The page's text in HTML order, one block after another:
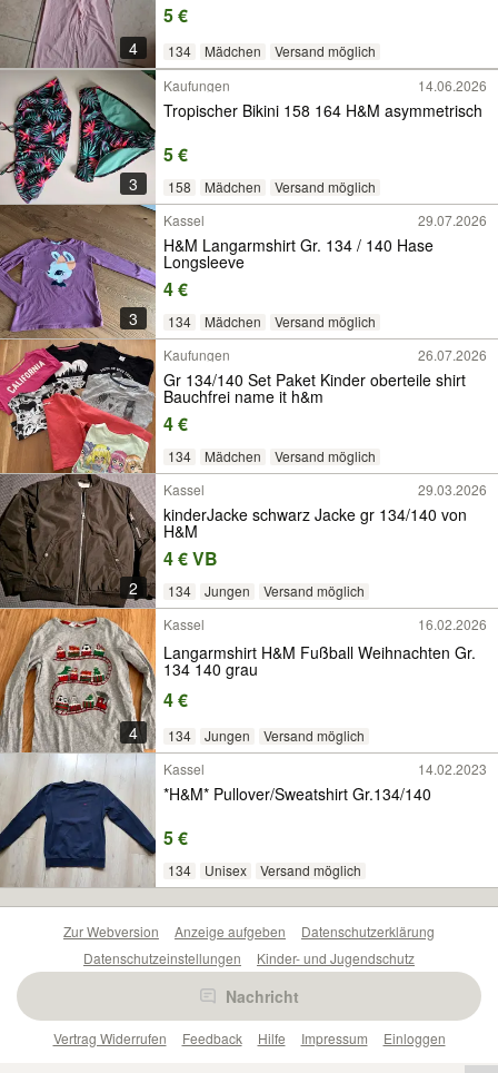
4
5 €
134 Mädchen Versand möglich
3
Kaufungen 14.06.2026
Tropischer Bikini 158 164 H&M asymmetrisch
5 €
158 Mädchen Versand möglich
3
Kassel 29.07.2026
H&M Langarmshirt Gr. 134 / 140 Hase
Longsleeve
4 €
134 Mädchen
Versand möglich
Kaufungen
26.07.2026
Gr 134/140 Set Paket Kinder oberteile shirt
Bauchfrei name it h&m
4 €
134 Mädchen Versand möglich
2
Kassel 29.03.2026
kinderJacke schwarz Jacke gr 134/140 von
H&M
4 € VB
134 Jungen Versand möglich
4
Kassel 16.02.2026
Langarmshirt H&M Fußball Weihnachten Gr.
134 140 grau
4 €
134 Jungen
Versand möglich
Kassel
14.02.2023
*H&M* Pullover/Sweatshirt Gr.134/140
5 €
134 Unisex Versand möglich
Nachricht
Zur Webversion Anzeige aufgeben
Datenschutzerklärung
Datenschutzeinstellungen
Kinder- und Jugendschutz
Barrierefreiheitserklärung
Vertrag Widerrufen
Feedback Hilfe Impressum Einloggen